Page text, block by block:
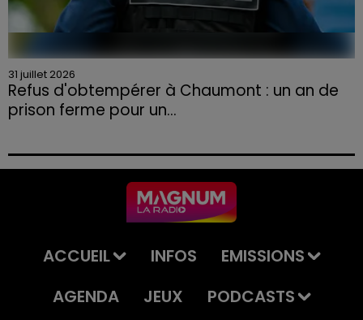
31 juillet 2026
Refus d'obtempérer à Chaumont : un an de
prison ferme pour un...
permis et la confiscation de son véhicule.
ACCUEIL INFOS
EMISSIONS
AGENDA
JEUX PODCASTS